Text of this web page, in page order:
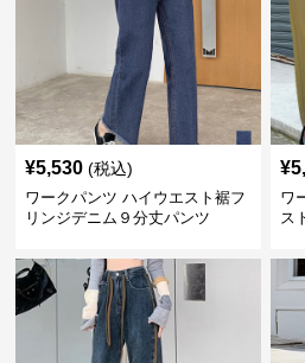
¥5,530 (税込)
ワークパンツ ハイウエスト裾フ
リンジデニム９分丈パンツ
¥
ワ
ス